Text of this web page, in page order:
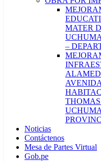
MATER
–
Noticias
Contáctenos
Mesa de Partes Virtual
Gob.pe